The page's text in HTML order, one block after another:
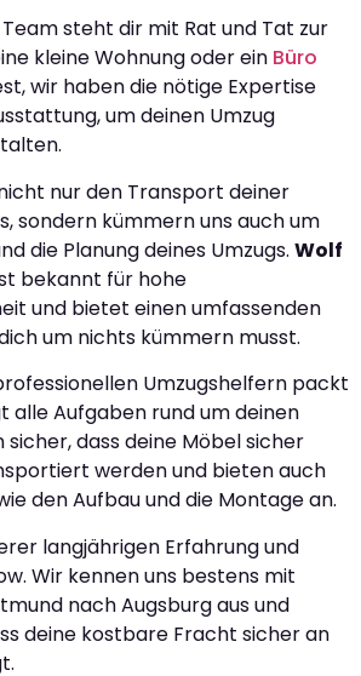
steht dir mit Rat und Tat zur
kleine Wohnung oder ein Büro
wir haben die nötige Expertise
um deinen Umzug
nur den Transport deiner
sondern kümmern uns auch um
die Planung deines Umzugs. Wolf
bekannt für hohe
und bietet einen umfassenden
um nichts kümmern musst.
Umzugshelfern packt
alle Aufgaben rund um deinen
sicher, dass deine Möbel sicher
werden und bieten auch
den Aufbau und die Montage an.
langjährigen Erfahrung und
Wir kennen uns bestens mit
nach Augsburg aus und
deine kostbare Fracht sicher an